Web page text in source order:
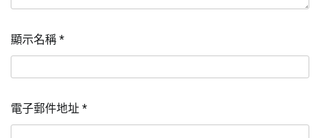
顯示名稱 *
電子郵件地址 *